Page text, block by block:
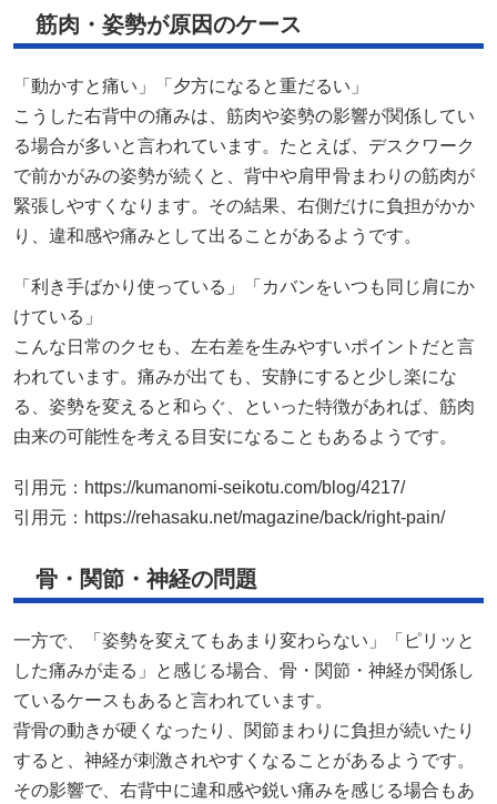
筋肉・姿勢が原因のケース
「動かすと痛い」「夕方になると重だるい」
こうした右背中の痛みは、筋肉や姿勢の影響が関係してい
る場合が多いと言われています。たとえば、デスクワーク
で前かがみの姿勢が続くと、背中や肩甲骨まわりの筋肉が
緊張しやすくなります。その結果、右側だけに負担がかか
り、違和感や痛みとして出ることがあるようです。
「利き手ばかり使っている」「カバンをいつも同じ肩にか
けている」
こんな日常のクセも、左右差を生みやすいポイントだと言
われています。痛みが出ても、安静にすると少し楽にな
る、姿勢を変えると和らぐ、といった特徴があれば、筋肉
由来の可能性を考える目安になることもあるようです。
引用元： https://kumanomi-seikotu.com/blog/4217/
引用元： https://rehasaku.net/magazine/back/right-pain/
骨・関節・神経の問題
一方で、「姿勢を変えてもあまり変わらない」「ピリッと
した痛みが走る」と感じる場合、骨・関節・神経が関係し
ているケースもあると言われています。
背骨の動きが硬くなったり、関節まわりに負担が続いたり
すると、神経が刺激されやすくなることがあるようです。
その影響で、右背中に違和感や鋭い痛みを感じる場合もあ